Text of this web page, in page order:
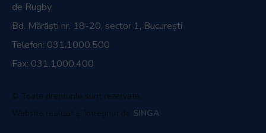
de Rugby.
Bd. Mărăști nr. 18-20, sector 1, București
Telefon: 031.1000.500
Fax: 031.1000.400
© Toate drepturile sunt rezervate.
Website realizat și întreținut de SINGA